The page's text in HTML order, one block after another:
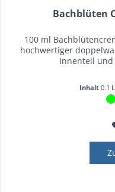
Bachblüten
100 ml
hochwertiger
Innenteil und
Inhalt 0.1